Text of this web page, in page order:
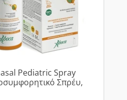
Pediatric Spray
Σπρέυ,